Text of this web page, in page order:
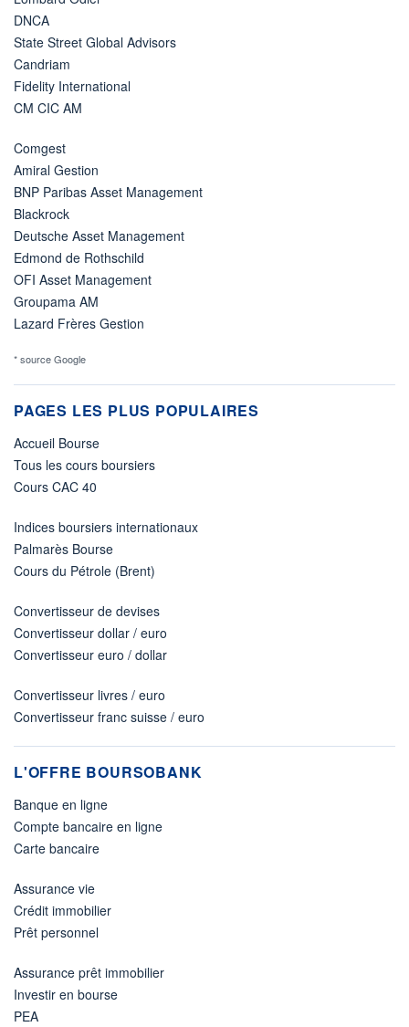
DNCA
State Street Global Advisors
Candriam
Fidelity International
CM CIC AM
Comgest
Amiral Gestion
BNP Paribas Asset Management
Blackrock
Deutsche Asset Management
Edmond de Rothschild
OFI Asset Management
Groupama AM
Lazard Frères Gestion
* source Google
PAGES LES PLUS POPULAIRES
Accueil Bourse
Tous les cours boursiers
Cours CAC 40
Indices boursiers internationaux
Palmarès Bourse
Cours du Pétrole (Brent)
Convertisseur de devises
Convertisseur dollar / euro
Convertisseur euro / dollar
Convertisseur livres / euro
Convertisseur franc suisse / euro
L'OFFRE BOURSOBANK
Banque en ligne
Compte bancaire en ligne
Carte bancaire
Assurance vie
Crédit immobilier
Prêt personnel
Assurance prêt immobilier
Investir en bourse
PEA